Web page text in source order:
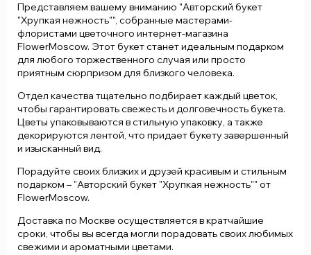
Представляем вашему вниманию "Авторский букет
"Хрупкая нежность"", собранные мастерами-
флористами цветочного интернет-магазина
FlowerMoscow. Этот букет станет идеальным подарком
для любого торжественного случая или просто
приятным сюрпризом для близкого человека.
Отдел качества тщательно подбирает каждый цветок,
чтобы гарантировать свежесть и долговечность букета.
Цветы упаковываются в стильную упаковку, а также
декорируются лентой, что придает букету завершенный
и изысканный вид.
Порадуйте своих близких и друзей красивым и стильным
подарком – "Авторский букет "Хрупкая нежность"" от
FlowerMoscow.
Доставка по Москве осуществляется в кратчайшие
сроки, чтобы вы всегда могли порадовать своих любимых
свежими и ароматными цветами.